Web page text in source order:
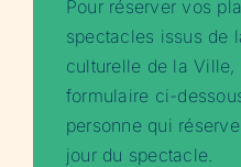
Pour réserver vos
spectacles issus de
culturelle de la
formulaire ci-
personne qui
jour du spectacle.